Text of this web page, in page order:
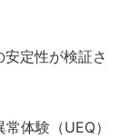
定性が検証さ
体験（UEQ）